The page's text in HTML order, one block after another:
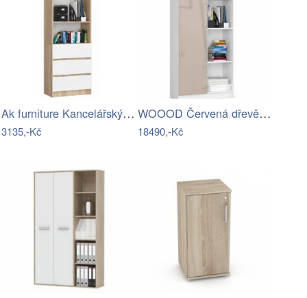
Ak furniture Kancelářský regál Rexa 60…
3135,-Kč
WOOOD Červená dřevěná skříň Meren 200 x…
18490,-Kč